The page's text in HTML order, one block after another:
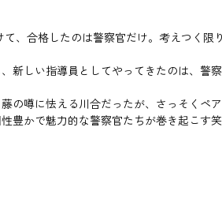
、合格したのは警察官だけ。考えつく
新しい指導員としてやってきたのは、
の噂に怯える川合だったが、さっそくペ
豊かで魅力的な警察官たちが巻き起こす